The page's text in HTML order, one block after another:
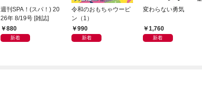
週刊SPA！(スパ！) 20
26年 8/19号 [雑誌]
880
新着
令和のおもちゃウーピ
ン（1）
990
新着
変わらない勇気
1,760
新着